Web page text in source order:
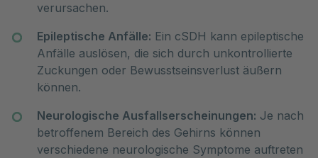
verursachen.
Epileptische Anfälle: Ein cSDH kann epileptische
Anfälle auslösen, die sich durch unkontrollierte
Zuckungen oder Bewusstseinsverlust äußern
können.
Neurologische Ausfallserscheinungen: Je nach
betroffenem Bereich des Gehirns können
verschiedene neurologische Symptome auftreten